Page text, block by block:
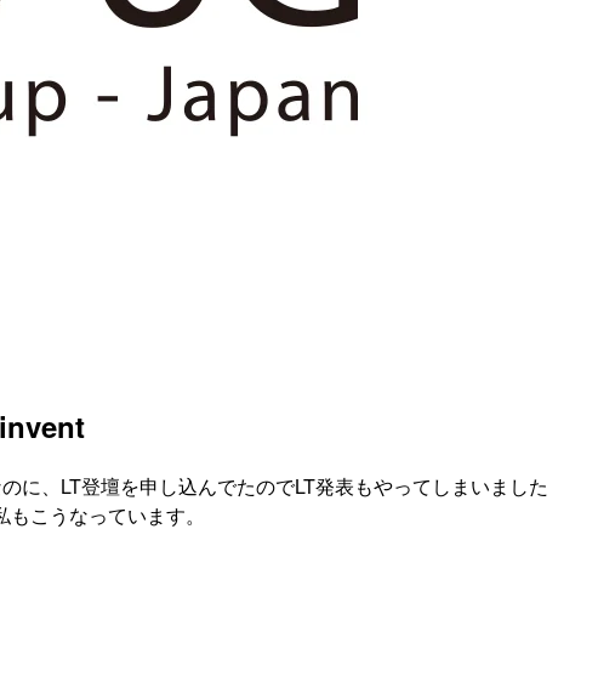
に、LT登壇を申し込んでたのでLT発表もやってしまいました
こうなっています。